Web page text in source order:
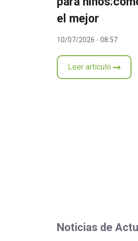
el mejor
10/07/2026 - 08:57
Leer artículo
Noticias de